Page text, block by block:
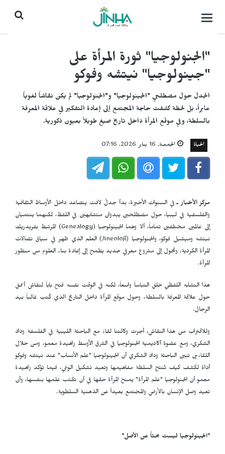
التحكم
"الجنولوجيا" ثورة المرأة على
"جينولوجيا" نيتشه وفوكو
الجدل حول مصطلحي "الجينولوجيا" و"الجنولوجيا" لم يكن نقاشاً لغوياً
عابراً، بل لحظة كشفت حاجة المجتمع إلى إعادة التفكير في علاقة المعرفة
بالسلطة، وفي موقع المرأة داخل تاريخ صيغ طويلاً بعيون ذكورية.
الحياة الجمعـة, 16 يناير 2026, 07:16
مركز الأخبار ـ في السنوات الأخيرة، بدأ جدلٌ لافت يتصاعد داخل الأوساط الثقافية
والفلسفية في ليبيا، حول مصطلحين يبدوان متشابهين في اللفظ، لكنهما ينتميان
إلى عالمين مختلفين تماماً، ألا وهما الجينولوجيا (Genealogy) المرتبط بفريدريك
نيتشه وميشيل فوكو، والجنولوجيا (Jineolojî) العلم الذي ظهر في سياق نضالات
المرأة الكردية، وتحول إلى مشروع معرفي جديد يطمح إلى إعادة بناء العلوم من منظور
المرأة.
هذا التشابه اللفظي خلق التباساً واسعاً، لكنه في الوقت نفسه فتح باباً لنقاش أعمق
حول علاقة المعرفة بالسلطة، وحول موقع المرأة داخل التاريخ الذي كُتب غالباً بيد
الرجال.
وللاقتراب من هذا النقاش، أجرت وكالتنا لقاءً مع الباحثة الليبية في الفلسفة وداد
الشكري، ومع عضوة أكاديمية الجنولوجيا في الشرق الأوسط زاهيدة معمو، ومن خلال
اللقاءين تبين الباحثة وداد الشكري أن الجينولوجيا "علم الأنساب" عند نيتشه وفوكو
أداة لكشف كيف تُنتج السلطة مفاهيمها وتعيد تشكيل الوعي، فيما تؤكد زاهيدة
معمو أن الجنولوجيا "علم المرأة" يمنح المرأة حقها في أن تكتب علمها بنفسها، وأن
تعيد وصل الإنسان بالأرض والمجتمع بعيداً عن الذهنية السلطوية.
"الجينولوجيا ليست بحثاً عن الأصل"